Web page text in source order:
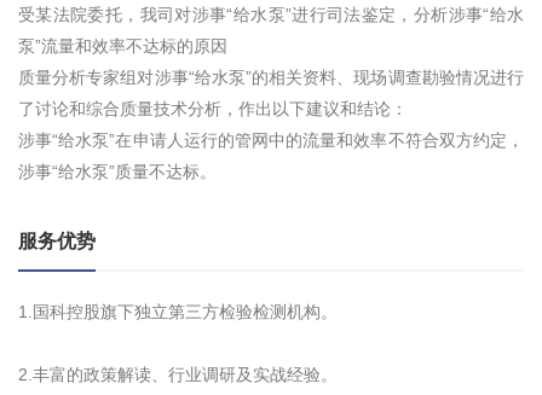
受某法院委托，我司对涉事“给水泵”进行司法鉴定，分析涉事“给水
泵”流量和效率不达标的原因
质量分析专家组对涉事“给水泵”的相关资料、现场调查勘验情况进行
了讨论和综合质量技术分析，作出以下建议和结论：
涉事“给水泵”在申请人运行的管网中的流量和效率不符合双方约定，
涉事“给水泵”质量不达标。
服务优势
1.国科控股旗下独立第三方检验检测机构。
2.丰富的政策解读、行业调研及实战经验。